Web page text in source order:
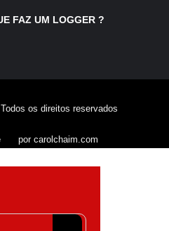
FAZ UM LOGGER ?
os direitos reservados
por carolchaim.com